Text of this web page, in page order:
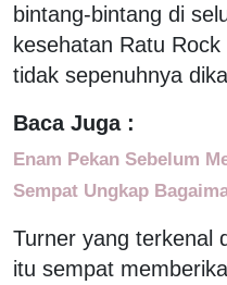
bintang-bintang di
kesehatan Ratu
tidak sepenuhnya
Baca Juga :
Enam Pekan Sebelum
Sempat Ungkap
Turner yang terkenal
itu sempat